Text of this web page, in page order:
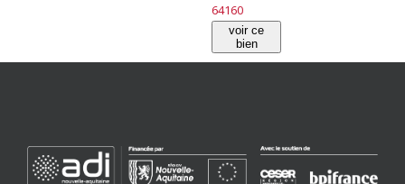
64160
voir ce
bien